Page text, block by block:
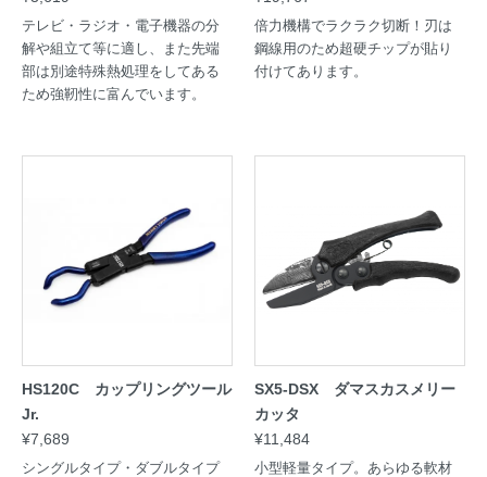
テレビ・ラジオ・電子機器の分
解や組立て等に適し、また先端
部は別途特殊熱処理をしてある
ため強靭性に富んでいます。
倍力機構でラクラク切断！刃は
鋼線用のため超硬チップが貼り
付けてあります。
HS120C カップリングツール
Jr.
¥7,689
シングルタイプ・ダブルタイプ
SX5-DSX ダマスカスメリー
カッタ
¥11,484
小型軽量タイプ。あらゆる軟材